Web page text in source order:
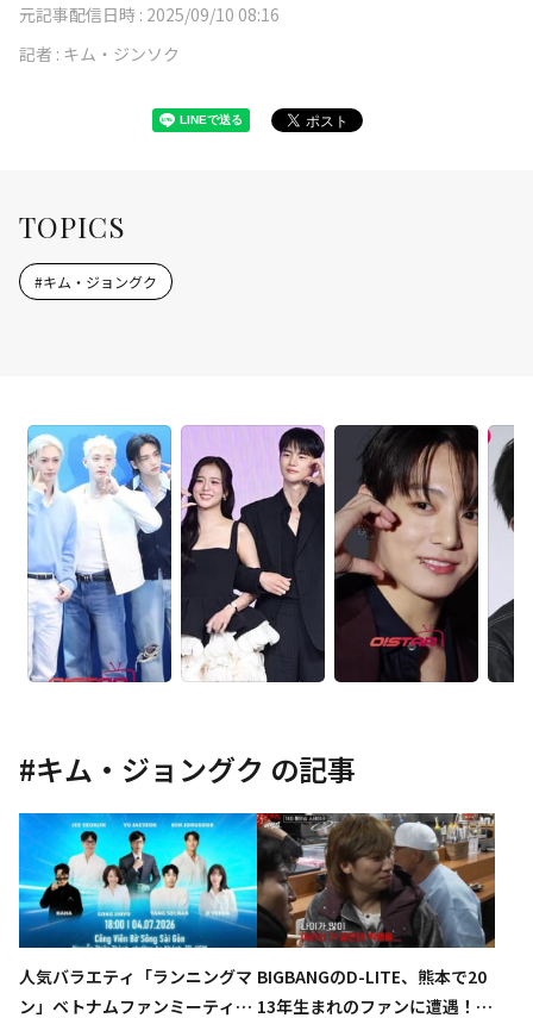
元記事配信日時 : 2025/09/10 08:16
記者 : キム・ジンソク
TOPICS
#キム・ジョングク
#キム・ジョングク の記事
人気バラエティ「ランニングマ
ン」ベトナムファンミーティン
BIGBANGのD-LITE、熊本で20
13年生まれのファンに遭遇！日